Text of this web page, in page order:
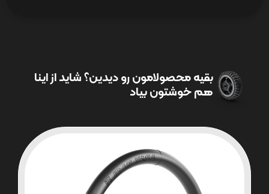
بقیه محصولامون رو دیدین؟ شاید از اینا
هم خوشتون بیاد